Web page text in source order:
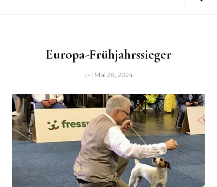
Europa-Frühjahrssieger
on Mai 28, 2024